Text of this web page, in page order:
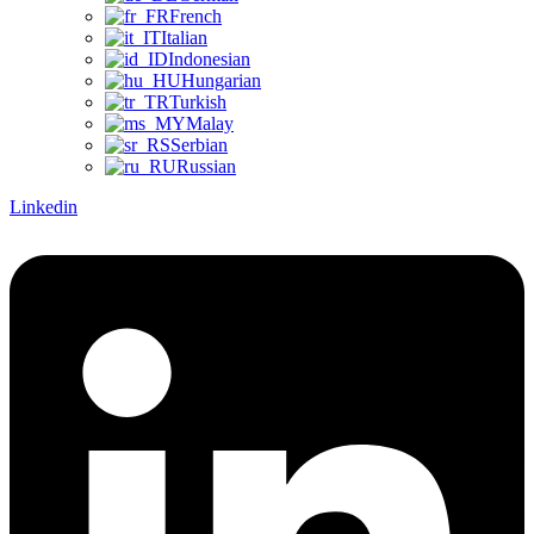
French
Italian
Indonesian
Hungarian
Turkish
Malay
Serbian
Russian
Linkedin